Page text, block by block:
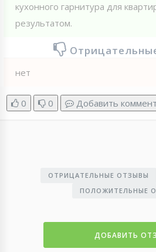
кухонного гарнитура для
результатом.
нет
0 0 Добавить
ОТРИЦАТЕЛЬНЫЕ ОТЗЫВЫ
ПОЛОЖИТЕЛЬНЫЕ
ДОБАВИТЬ